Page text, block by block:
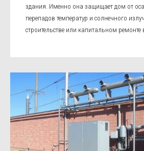
здания. Именно она защищает дом от
перепадов температур и солнечного
строительстве или капитальном ремонте